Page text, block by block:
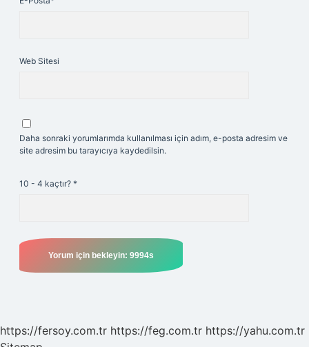
Web Sitesi
Daha sonraki yorumlarımda kullanılması için adım, e-posta adresim ve
site adresim bu tarayıcıya kaydedilsin.
10 - 4 kaçtır? *
https://fersoy.com.tr https://feg.com.tr https://yahu.com.tr